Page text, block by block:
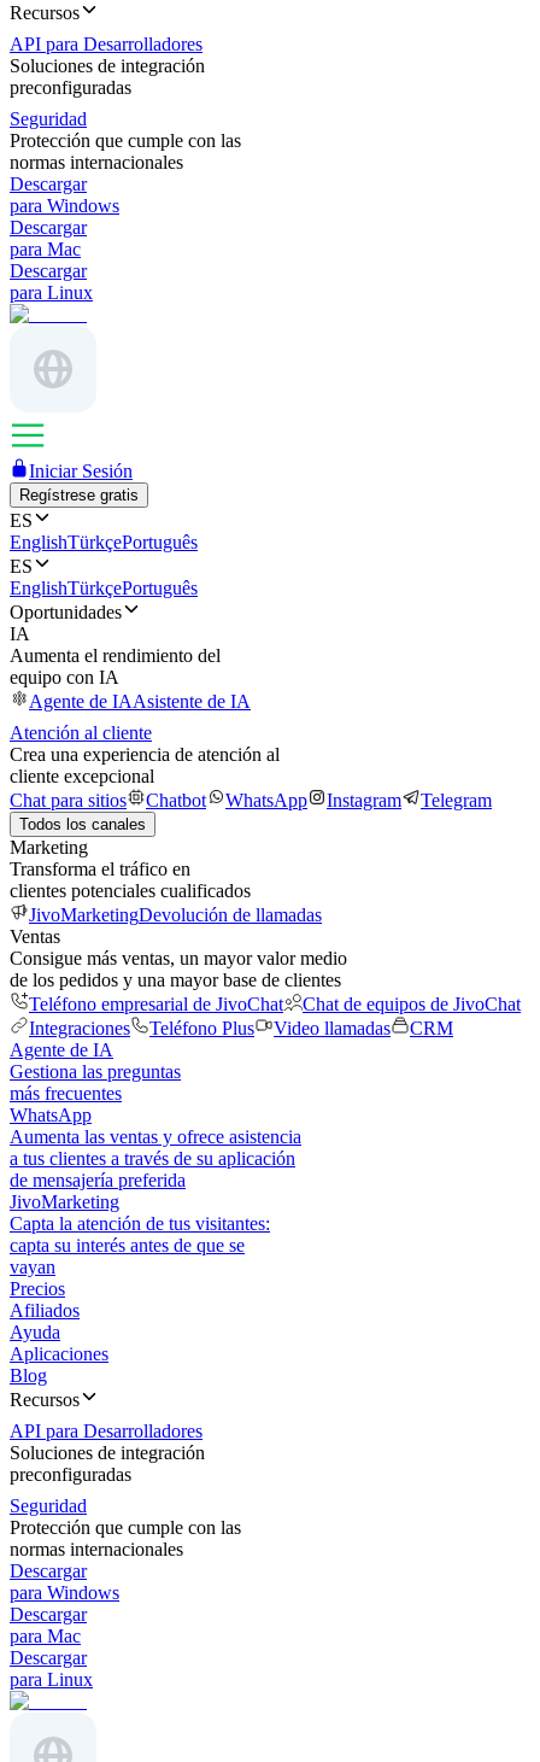
Recursos
API para Desarrolladores
Soluciones de integración
preconfiguradas
Seguridad
Protección que cumple con las
normas internacionales
Descargar
para Windows
Descargar
para Mac
Descargar
para Linux
Iniciar Sesión
Regístrese gratis
ES
EnglishTürkçePortuguês
ES
EnglishTürkçePortuguês
Oportunidades
IA
Aumenta el rendimiento del
equipo con IA
Agente de IAAsistente de IA
Atención al cliente
Crea una experiencia de atención al
cliente excepcional
Chat para sitios
Chatbot WhatsApp Instagram Telegram
Todos los canales
Marketing
Transforma el tráfico en
clientes potenciales cualificados
JivoMarketingDevolución de llamadas
Ventas
Consigue más ventas, un mayor valor medio
de los pedidos y una mayor base de clientes
Teléfono empresarial de JivoChat
Chat de equipos de JivoChat
Integraciones
Teléfono Plus Video llamadas
CRM
Agente de IA
Gestiona las preguntas
más frecuentes
WhatsApp
Aumenta las ventas y ofrece asistencia
a tus clientes a través de su aplicación
de mensajería preferida
JivoMarketing
Capta la atención de tus visitantes:
capta su interés antes de que se
vayan
Precios
Afiliados
Ayuda
Aplicaciones
Blog
Recursos
API para Desarrolladores
Soluciones de integración
preconfiguradas
Seguridad
Protección que cumple con las
normas internacionales
Descargar
para Windows
Descargar
para Mac
Descargar
para Linux